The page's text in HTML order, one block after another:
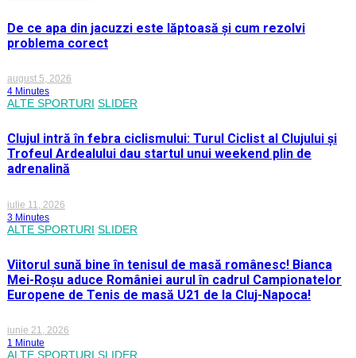
De ce apa din jacuzzi este lăptoasă și cum rezolvi
problema corect
august 5, 2026
4 Minutes
ALTE SPORTURI SLIDER
Clujul intră în febra ciclismului: Turul Ciclist al Clujului și
Trofeul Ardealului dau startul unui weekend plin de
adrenalină
iulie 11, 2026
3 Minutes
ALTE SPORTURI SLIDER
Viitorul sună bine în tenisul de masă românesc! Bianca
Mei-Roșu aduce României aurul în cadrul Campionatelor
Europene de Tenis de masă U21 de la Cluj-Napoca!
iunie 21, 2026
1 Minute
ALTE SPORTURI SLIDER